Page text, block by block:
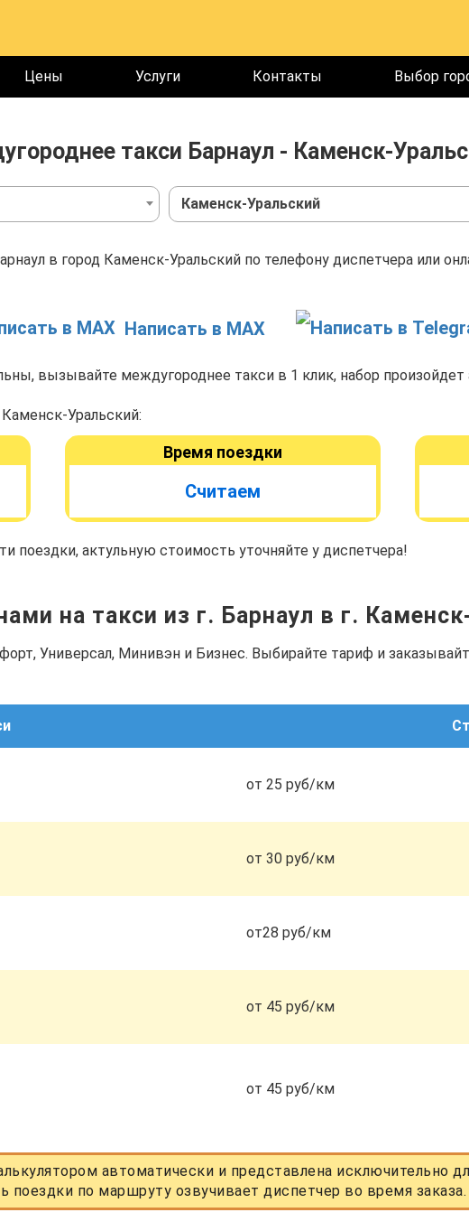
Цены Услуги Контакты Выбор
такси Барнаул - Каменск-
Каменск-Уральский
в город Каменск-Уральский по телефону диспетчера или
Написать в MAX
вызывайте междугороднее такси в 1 клик, набор произойдет
Уральский:
Время поездки
Считаем
поездки, актульную стоимость уточняйте у диспетчера!
на такси из г. Барнаул в г.
Универсал, Минивэн и Бизнес. Выбирайте тариф и
от 25 руб/км
от 30 руб/км
от28 руб/км
от 45 руб/км
от 45 руб/км
автоматически и представлена исключительно
поездки по маршруту озвучивает диспетчер во время заказа.